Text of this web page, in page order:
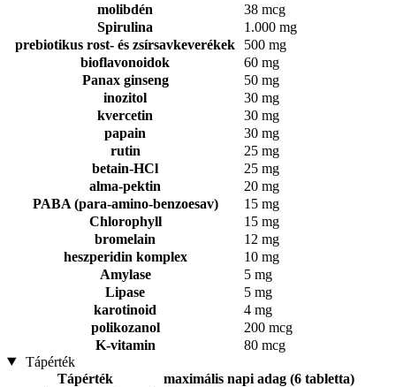
molibdén
38 mcg
Spirulina
1.000 mg
prebiotikus rost- és zsírsavkeverékek
500 mg
bioflavonoidok
60 mg
Panax ginseng
50 mg
inozitol
30 mg
kvercetin
30 mg
papain
30 mg
rutin
25 mg
betain-HCl
25 mg
alma-pektin
20 mg
PABA (para-amino-benzoesav)
15 mg
Chlorophyll
15 mg
bromelain
12 mg
heszperidin komplex
10 mg
Amylase
5 mg
Lipase
5 mg
karotinoid
4 mg
polikozanol
200 mcg
K-vitamin
80 mcg
Tápérték
Tápérték
maximális napi adag (6 tabletta)